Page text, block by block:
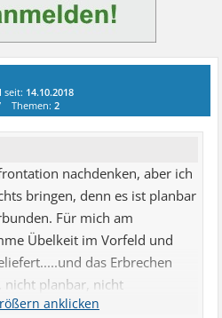
seit: 14.10.2018
Themen:2
nachdenken, aber ich
bringen, denn es ist planbar
Für mich am
Übelkeit im Vorfeld und
das Erbrechen
nicht planbar, nicht
schlimmste. Erbrechen bei